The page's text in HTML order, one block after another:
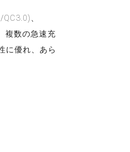
、
複数の急速充
に優れ、あら